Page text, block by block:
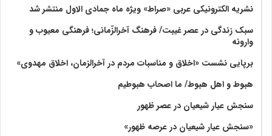
نشریه الکترونیکی عربی «صراط» ویژه ماه جمادی الاول منتشر شد
سبک زندگی در عصر غیبت/ فرهنگ آخرالزّمانی؛ فرهنگی معیوب و
وارونه
برپایی نشست «اخلاق و مناسبات مردم در آخرالزمان، اخلاق مهدوی»
هبوط و اهل هبوط/ ما اصحاب هبوطیم
سنجش عیار شیعیان در عصر ظهور
«سنجش عیار شیعیان در عرصه ظهور»